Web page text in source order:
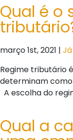
Qual é o
março 1st, 2021 |
Regime tributário
determinam
A escolha do
Qual a